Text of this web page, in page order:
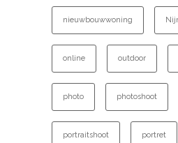
nieuwbouwwoning
online outdoor
photo photoshoot
portraitshoot portret